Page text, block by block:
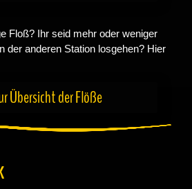
Floß? Ihr seid mehr oder weniger
der anderen Station losgehen? Hier
Übersicht der Flöße